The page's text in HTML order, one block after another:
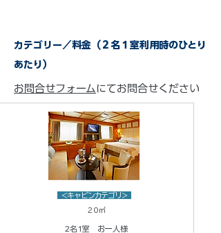
カテゴリー／料金（２名１室利用時のひとり
あたり）
お問合せフォームにてお問合せください
<キャビンカテゴリ>
20㎡
2名1室 お一人様